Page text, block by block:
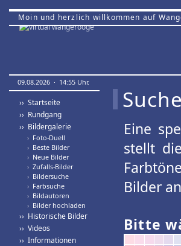
Moin und herzlich willkommen auf
09.08.2026 · 14:55 Uhr.
›› Startseite
›› Rundgang
›› Bildergalerie
› Foto-Duell
› Beste Bilder
› Neue Bilder
› Zufalls-Bilder
› Bildersuche
› Farbsuche
› Bildautoren
› Bilder hochladen
›› Historische Bilder
›› Videos
›› Informationen
Eine
stellt
Bilder
Bitte